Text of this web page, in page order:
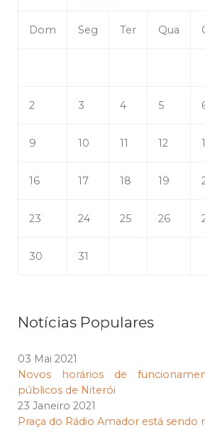
Dom Seg Ter Qua
2 3 4 5
9 10 11 12
16 17 18 19
23 24 25 26
30 31
Notícias Populares
03 Mai 2021
Novos horários de
públicos de Niterói
23 Janeiro 2021
Praça do Rádio Amador está sendo